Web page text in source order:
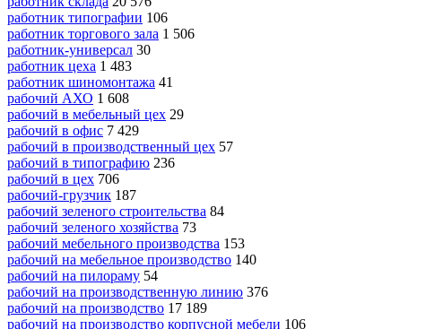
работник типографии 106
работник торгового зала 1 506
работник-универсал 30
работник цеха 1 483
работник шиномонтажа 41
рабочий АХО 1 608
рабочий в мебельный цех 29
рабочий в офис 7 429
рабочий в производственный цех 57
рабочий в типографию 236
рабочий в цех 706
рабочий-грузчик 187
рабочий зеленого строительства 84
рабочий зеленого хозяйства 73
рабочий мебельного производства 153
рабочий на мебельное производство 140
рабочий на пилораму 54
рабочий на производственную линию 376
рабочий на производство 17 189
рабочий на производство корпусной мебели 106